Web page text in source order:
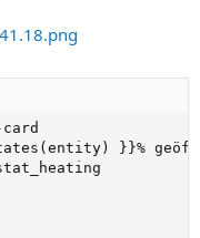
} }